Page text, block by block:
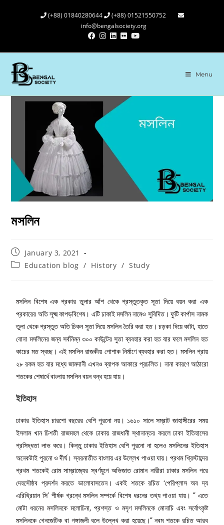
(+88) 01840280644
(+88) 01521550752
info@bengalsociety.org
Menu
মসলিন
January 3, 2021
Education blog / History / Study
মসলিন বিশেষ এক প্রকার তুলার আঁশ থেকে প্রস্তুতকৃত সূতা দিয়ে বয়ন করা এক
প্রকারের অতি সূক্ষ্ম কাপড়বিশেষ। এটি ঢাকাই মসলিন নামেও সুবিদিত। ফুটি কার্পাস নামক
তুলা থেকে প্রস্তুত অতি চিকন সুতা দিয়ে মসলিন তৈরি করা হত। চড়কা দিয়ে কাটা, হাতে
বোনা মসলিনের জন্য সর্বনিম্ন ৩০০ কাউন্টের সুতা ব্যবহার করা হত যার ফলে মসলিন হত
কাচের মত স্বচ্ছ। এই মসলিন রাজকীয় পোশাক নির্মাণে ব্যবহার করা হত। মসলিন প্রায়
২৮ রকম হত যার মধ্যে জামদানী এখনও ব্যাপক আকারে প্রচলিত। নানা কারণে আঠারো
শতকের শেষার্ধে বাংলায় মসলিন বয়ন বন্ধ হয়ে যায়।
ইতিহাস
ঢাকার ইতিহাস চারশো বছরের বেশি পুরনো নয়। ১৬১০ সালে সম্রাট জাহাঙ্গীরের সময়
ইসলাম খান চিশতী রাজমহল থেকে ঢাকায় রাজধানী স্থানান্তর করলে ঢাকা ইতিহাসের
প্রসিদ্ধতা লাভ করে। কিন্তু ঢাকার ইতিহাস বেশি পুরনো না হলেও মসলিনের ইতিহাস
অনেকটাই পুরনো ও দীর্ঘ। স্বরনাতীত বাংলায় এর উল্লেখ পাওয়া যায়। প্রথম খ্রিস্টাব্দের
প্রথম শতকেই রোম সাম্রাজ্যের স্বর্ণযুগে অভিজাত রোমান নারীরা ঢাকার মসলিন পরে
দেহসৌষ্ঠব প্রদর্শন করতে ভালোবাসতেন। একই শতকে রচিত ‘পেরিপ্লাস অব দ্য
এরিথ্রিয়ান সি’ শীর্ষক গ্রন্থে মসলিন সম্পর্কে বিশেষ ধরনের তথ্য পাওয়া যায়। ” এতে
মোটা ধরনের মসলিনকে মলোচিনা, প্রশস্ত ও মসৃণ মসলিনকে মোনাচি এবং সর্বোৎকৃষ্ট
মসলিনকে গেনজেটিক বা গঙ্গাজলী বলে উল্লেখ করা হয়েছে।” নবম শতকে রচিত আরব